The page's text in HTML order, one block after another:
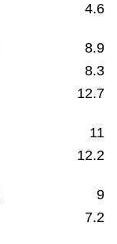
4.6
8.9
8.3
12.7
11
12.2
9
7.2